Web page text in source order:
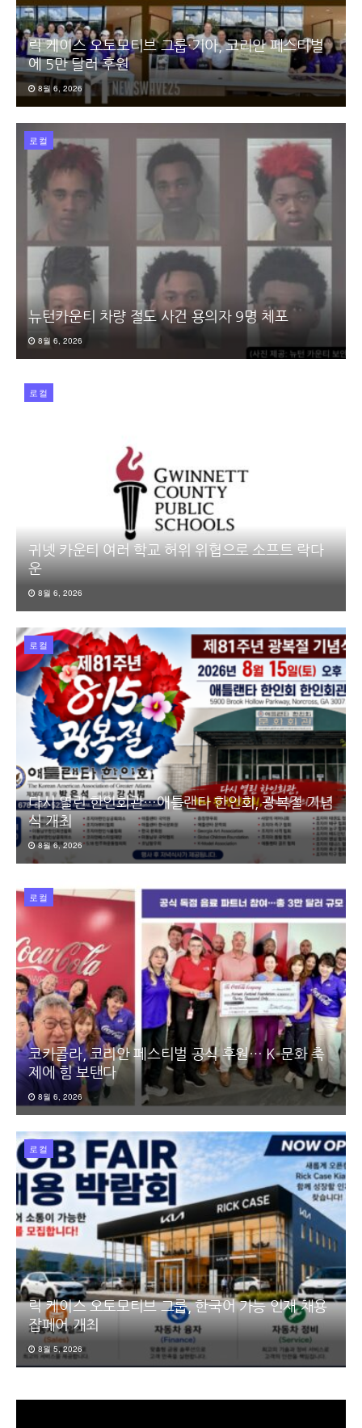
릭 케이스 오토모티브 그룹·기아, 코리안 페스티벌
에 5만 달러 후원
8월 6, 2026
로컬
뉴턴카운티 차량 절도 사건 용의자 9명 체포
8월 6, 2026
로컬
귀넷 카운티 여러 학교 허위 위협으로 소프트 락다
운
8월 6, 2026
로컬
다시 열린 한인회관…애틀랜타 한인회, 광복절 기념
식 개최
8월 6, 2026
로컬
코카콜라, 코리안 페스티벌 공식 후원… K-문화 축
제에 힘 보탠다
8월 6, 2026
로컬
릭 케이스 오토모티브 그룹, 한국어 가능 인재 채용
잡페어 개최
8월 5, 2026